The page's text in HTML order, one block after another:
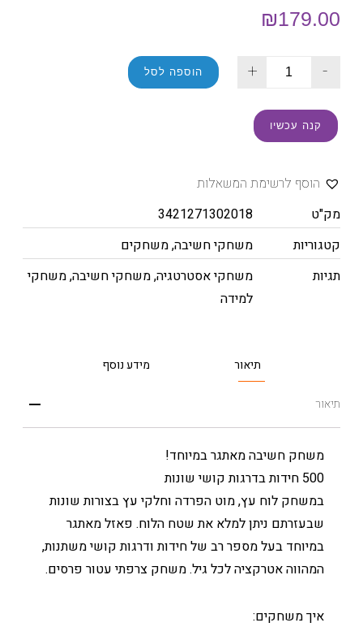
₪179.00
-
+ הוספה לסל
קנה עכשיו
הוסף לרשימת המשאלות
מק"ט
3421271302018
קטגוריות
משחקי חשיבה,משחקים
תגיות
משחקי אסטרטגיה,משחקי חשיבה,משחקי
למידה
תיאור מידע נוסף
תיאור
משחק חשיבה מאתגר במיוחד!
500 חידות בדרגות קושי שונות
במשחק לוח עץ, מוט הפרדה וחלקי עץ בצורות שונות
שבעזרתם ניתן למלא את שטח הלוח. פאזל מאתגר
במיוחד בעל מספר רב של חידות ודרגות קושי משתנות,
המהווה אטרקציה לכל גיל. משחק צרפתי עטור פרסים.
איך משחקים: